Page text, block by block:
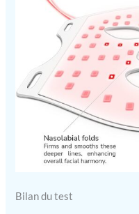
Bilan du test